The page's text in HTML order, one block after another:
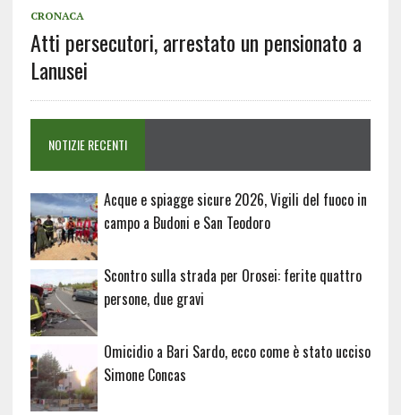
CRONACA
Atti persecutori, arrestato un pensionato a
Lanusei
NOTIZIE RECENTI
Acque e spiagge sicure 2026, Vigili del fuoco in
campo a Budoni e San Teodoro
Scontro sulla strada per Orosei: ferite quattro
persone, due gravi
Omicidio a Bari Sardo, ecco come è stato ucciso
Simone Concas